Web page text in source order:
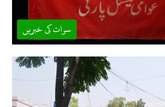
سوات کی خبریں